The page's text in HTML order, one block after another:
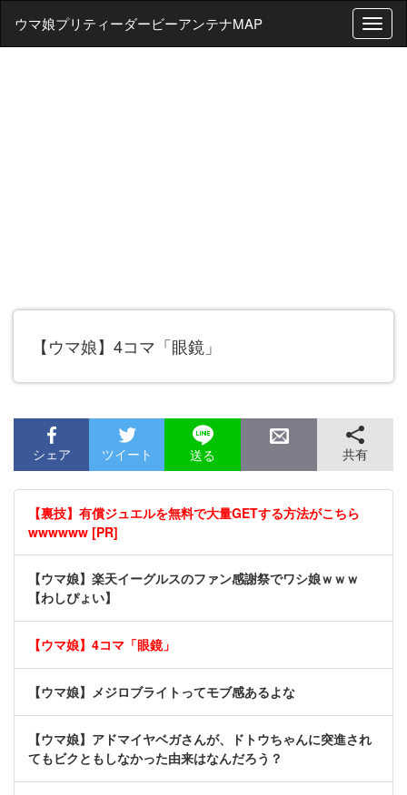
T
o
ウマ娘プリティーダービーアンテナMAP
【ウマ娘】4コマ「眼鏡」
シェア ツイート 送る 共有
【裏技】有償ジュエルを無料で大量GETする方法がこちら
wwwwww [PR]
【ウマ娘】楽天イーグルスのファン感謝祭でワシ娘ｗｗｗ
【わしぴょい】
【ウマ娘】4コマ「眼鏡」
【ウマ娘】メジロブライトってモブ感あるよな
【ウマ娘】アドマイヤベガさんが、ドトウちゃんに突進され
てもビクともしなかった由来はなんだろう？